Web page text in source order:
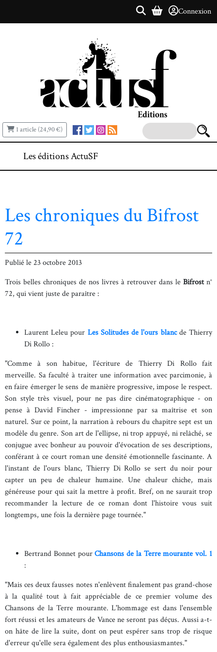
Connexion
1 article (24,90 €)
Les éditions ActuSF
Les chroniques du Bifrost
72
Publié le23 octobre 2013
Trois belles chroniques de nos livres à retrouver dans le Bifrostn°
72, qui vient juste de paraître :
Laurent Leleu pour Les Solitudes de l'ours blancde Thierry
Di Rollo :
"Comme à son habitue, l'écriture de Thierry Di Rollo fait
merveille. Sa faculté à traiter une information avec parcimonie, à
en faire émerger le sens de manière progressive, impose le respect.
Son style très visuel, pour ne pas dire cinématographique - on
pense à David Fincher - impressionne par sa maîtrise et son
naturel. Sur ce point, la narration à rebours du chapitre sept est un
modèle du genre. Son art de l'ellipse, ni trop appuyé, ni relâché, se
conjugue avec bonheur au pouvoir d'évocation de ses descriptions,
conférant à ce court roman une densité émotionnelle fascinante. A
l'instant de l'ours blanc, Thierry Di Rollo se sert du noir pour
capter un peu de chaleur humaine. Une chaleur chiche, mais
généreuse pour qui sait la mettre à profit. Bref, on ne saurait trop
recommander la lecture de ce roman dont l'histoire vous suit
longtemps, une fois la dernière page tournée."
Bertrand Bonnet pourChansons de la Terre mourante vol. 1
:
"Mais ces deux fausses notes n'enlèvent finalement pas grand-chose
à la qualité tout à fait appréciable de ce premier volume des
Chansons de la Terre mourante. L'hommage est dans l'ensemble
fort réussi et les amateurs de Vance ne seront pas déçus. Aussi a-t-
on hâte de lire la suite, dont on peut espérer sans trop de risque
d'erreur qu'elle sera également des plus enthousiasmantes."